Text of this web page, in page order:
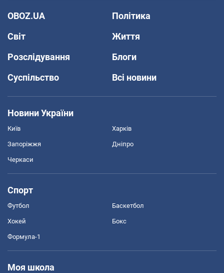
OBOZ.UA
Політика
Світ
Життя
Розслідування
Блоги
Суспільство
Всі новини
Новини України
Київ Харків
Запоріжжя Дніпро
Черкаси
Спорт
Футбол Баскетбол
Хокей Бокс
Формула-1
Моя школа